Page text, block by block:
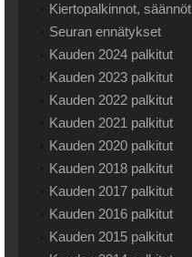
Kiertopalkinnot, säännöt
Seuran ennätykset
Kauden 2024 palkitut
Kauden 2023 palkitut
Kauden 2022 palkitut
Kauden 2021 palkitut
Kauden 2020 palkitut
Kauden 2018 palkitut
Kauden 2017 palkitut
Kauden 2016 palkitut
Kauden 2015 palkitut